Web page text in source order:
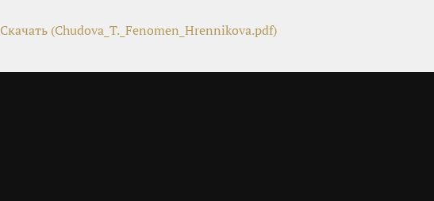
Скачать (Chudova_T._Fenomen_Hrennikova.pdf)